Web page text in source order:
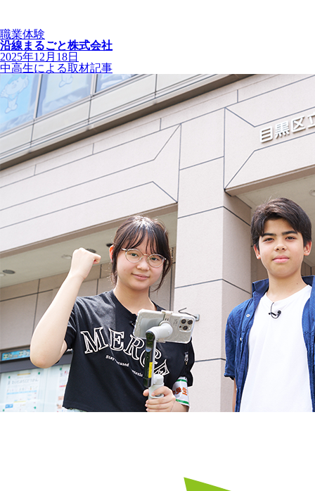
職業体験
沿線まるごと株式会社
2025年12月18日
中高生による取材記事